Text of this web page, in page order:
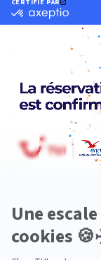
Neige
Plongée
Premium